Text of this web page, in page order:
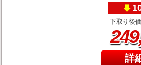
下取り後
249
詳